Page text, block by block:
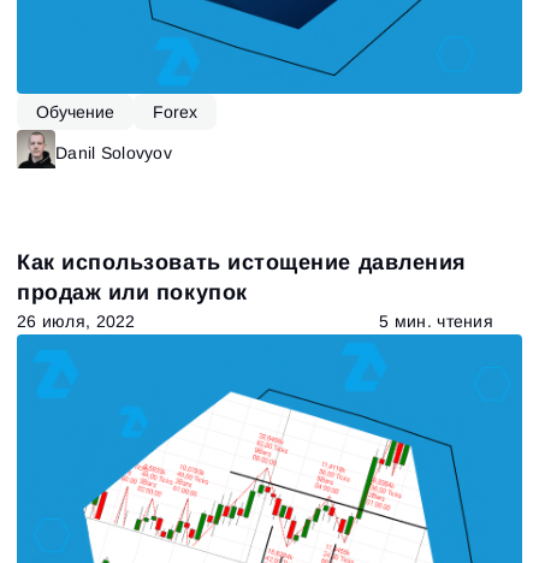
Обучение Forex
Danil Solovyov
Как использовать истощение давления
продаж или покупок
26 июля, 2022 5 мин. чтения